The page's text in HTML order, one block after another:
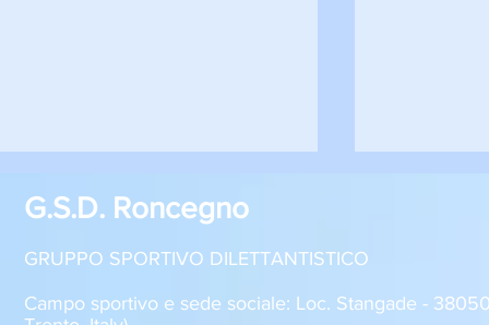
G.S.D. Roncegno
GRUPPO SPORTIVO DILETTANTISTICO
Campo sportivo e sede sociale: Loc. Stangade -